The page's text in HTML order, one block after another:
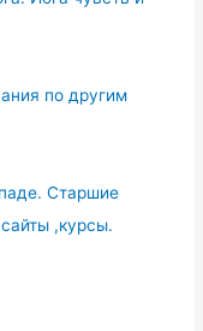
по другим
Старшие
,курсы.